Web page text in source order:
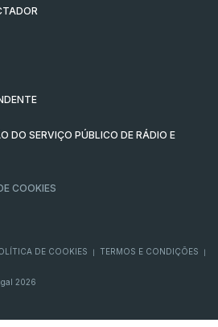
DO SERVIÇO PÚBLICO DE RÁDIO E
COOKIES
DE COOKIES TERMOS E CONDIÇÕES
2026